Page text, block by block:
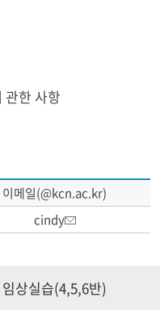
관한 사항
이메일(@kcn.ac.kr)
cindy
상실습(4,5,6반)